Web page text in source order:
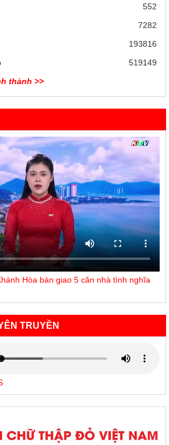
552
7282
193816
519149
thành >>
Hòa bàn giao 5 căn nhà tình nghĩa
TRUYỀN